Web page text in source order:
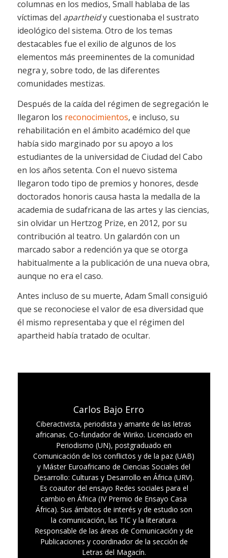
columnas en los medios, Small hablaba de las
víctimas del apartheidy cuestionaba el sustrato
ideológico del sistema. Otro de los temas
destacables fue el exilio de algunos de los
elementos más preeminentes de la comunidad
negra y, sobre todo, de las diferentes
comunidades mestizas.
Después de la caída del régimen de segregación le
llegaron los reconocimientos, e incluso, su
rehabilitación en el ámbito académico del que
había sido marginado por su apoyo a los
estudiantes de la universidad de Ciudad del Cabo
en los años setenta. Con el nuevo sistema
llegaron todo tipo de premios y honores, desde
doctorados honoris causa hasta la medalla de la
academia de sudafricana de las artes y las ciencias,
sin olvidar un Hertzog Prize, en 2012, por su
contribución al teatro. Un galardón con un
marcado sabor a redención ya que se otorga
habitualmente a la publicación de una nueva obra,
aunque no era el caso.
Antes incluso de su muerte, Adam Small consiguió
que se reconociese el valor de esa diversidad que
él mismo representaba y que el régimen del
apartheid había tratado de ocultar.
Carlos Bajo Erro
Ciberactivista, periodista y amante de las letras
africanas. Co-fundador de Wiriko. Licenciado en
Periodismo (UN), postgraduado en
Comunicación de los conflictos y de la paz (UAB)
y Máster Euroafricano de Ciencias Sociales del
Desarrollo: Culturas y Desarrollo en África (URV).
Es coautor del ensayo Redes sociales para el
cambio en África (IV Premio de Ensayo Casa
África). Sus ámbitos de interés y de estudio son
la comunicación, las TIC y la literatura.
Responsable de las áreas de Comunicación y de
Publicaciones y coordinador de la sección de
Letras del Magacín.